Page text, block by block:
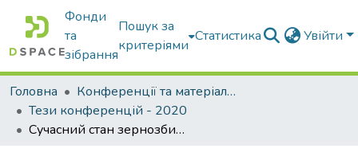
Фонди
та
зібрання
Пошук за
критеріями
Статистика Увійти
Головна
Конференції та матеріали конференцій
Тези конференцій - 2020
Сучасний стан зернозбирального парку України в контексті машиновикористання